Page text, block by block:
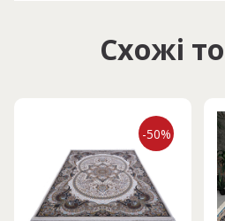
Схожі
-50%